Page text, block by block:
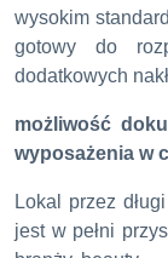
wysokim
gotowy do
dodatkowych
możliwość
wyposażenia w
Lokal przez
jest w pełni